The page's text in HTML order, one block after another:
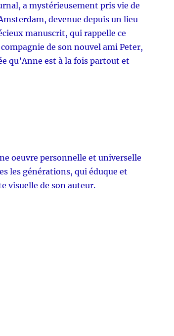
a mystérieusement pris vie de
devenue depuis un lieu
manuscrit, qui rappelle ce
de son nouvel ami Peter,
qu’Anne est à la fois partout et
oeuvre personnelle et universelle
les générations, qui éduque et
visuelle de son auteur.